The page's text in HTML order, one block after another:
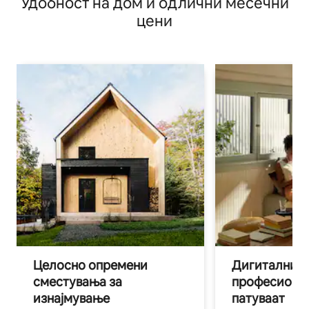
цени
Целосно опремени
сместувања за
изнајмување
Дигитални
патуваат